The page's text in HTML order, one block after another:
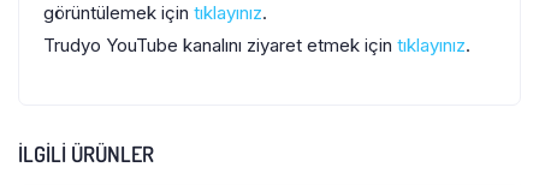
görüntülemek için tıklayınız.
Trudyo YouTube kanalını ziyaret etmek için tıklayınız.
İLGILI ÜRÜNLER